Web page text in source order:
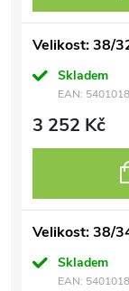
Velikost: 38/
Skladem
EAN:
3 252 Kč
Velikost: 38/
Skladem
EAN: